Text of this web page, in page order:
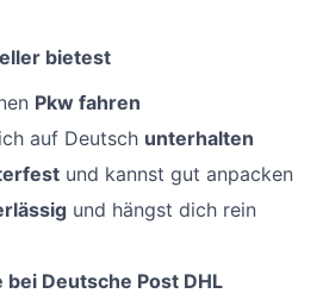
bietest
Pkw fahren
auf Deutsch unterhalten
und kannst gut anpacken
und hängst dich rein
Deutsche Post DHL